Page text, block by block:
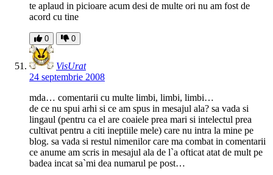
te aplaud in picioare acum desi de multe ori nu am fost de
acord cu tine
0 0
VisUrat
24 septembrie 2008
mda… comentarii cu multe limbi, limbi, limbi…
de ce nu spui arhi si ce am spus in mesajul ala? sa vada si
lingaul (pentru ca el are coaiele prea mari si intelectul prea
cultivat pentru a citi ineptiile mele) care nu intra la mine pe
blog. sa vada si restul nimenilor care ma combat in comentarii
ce anume am scris in mesajul ala de l`a ofticat atat de mult pe
badea incat sa`mi dea numarul pe post…